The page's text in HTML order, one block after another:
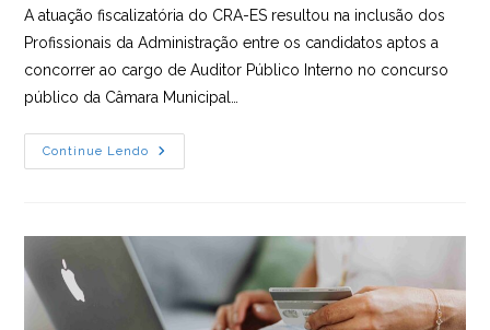
A atuação fiscalizatória do CRA-ES resultou na inclusão dos
Profissionais da Administração entre os candidatos aptos a
concorrer ao cargo de Auditor Público Interno no concurso
público da Câmara Municipal…
Continue Lendo
CRA-
ES
Auditor
Público
Interno